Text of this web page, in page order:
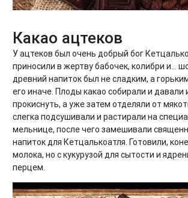
Какао ацтеков
У ацтеков был очень добрый бог
приносили в жертву бабочек, колибри и…
древний напиток был не сладким, а
его иначе. Плоды какао собирали и давали
прокиснуть, а уже затем отделяли от
слегка подсушивали и растирали на
мельнице, после чего замешивали
напиток для Кетцалькоатля. Готовили,
молока, но с кукурузой для сытости и
перцем.